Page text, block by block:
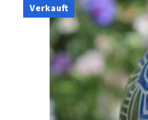
Verkauft